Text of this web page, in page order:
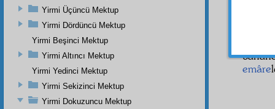
emâre
Yirmi Üçüncü Mektup
Yirmi Dördüncü Mektup
Yirmi Beşinci Mektup
Yirmi Altıncı Mektup
Yirmi Yedinci Mektup
Yirmi Sekizinci Mektup
Yirmi Dokuzuncu Mektup